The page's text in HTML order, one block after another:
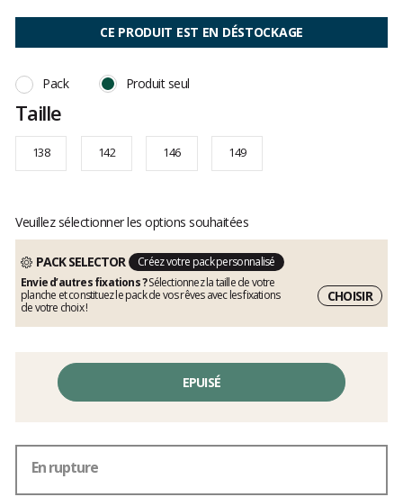
avis
CE PRODUIT EST EN DÉSTOCKAGE
Pack Produit seul
Taille
138 142 146 149
Veuillez sélectionner les options souhaitées
PACK SELECTOR
Créez votre pack personnalisé
Envie d’autres fixations ?Sélectionnez la taille de votre
planche et constituez le pack de vos rêves avec les fixations
de votre choix !
CHOISIR
EPUISÉ
En rupture